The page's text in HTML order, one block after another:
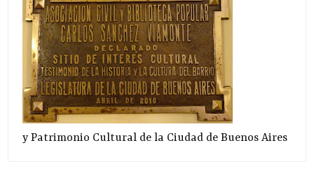
y Patrimonio Cultural de la Ciudad de Buenos Aires